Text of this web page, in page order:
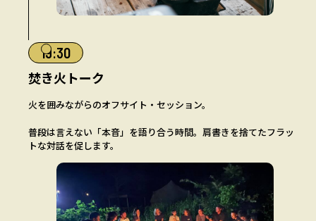
19:30
焚き火トーク
火を囲みながらのオフサイト・セッション。
普段は言えない「本音」を語り合う時間。肩書きを捨てたフラッ
トな対話を促します。